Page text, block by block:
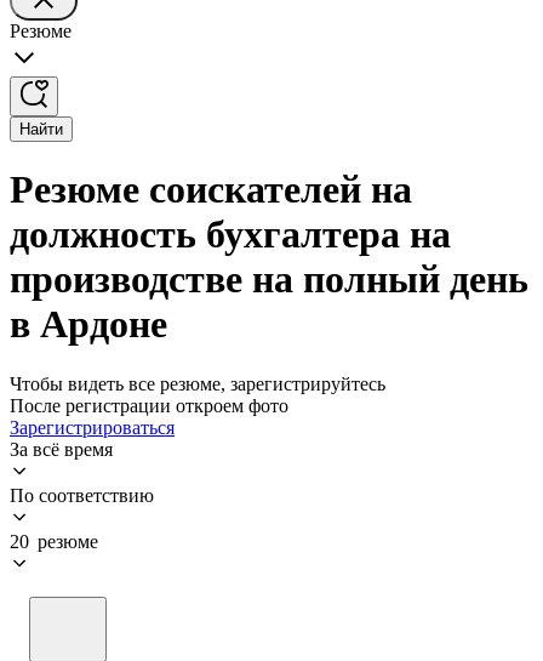
Резюме
Найти
Резюме соискателей на
должность бухгалтера на
производстве на полный день
в Ардоне
Чтобы видеть все резюме, зарегистрируйтесь
После регистрации откроем фото
Зарегистрироваться
За всё время
По соответствию
20 резюме